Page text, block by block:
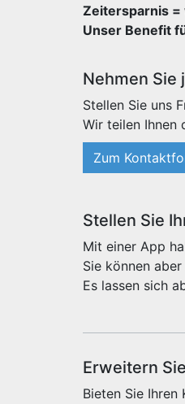
Zeitersparnis =
Unser Benefit
Nehmen Sie
Stellen Sie uns
Wir teilen Ihnen
Zum
Stellen Sie
Mit einer App
Sie können
Es lassen sich
Erweitern
Bieten Sie